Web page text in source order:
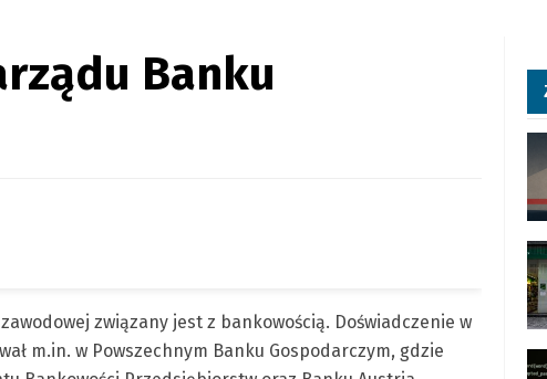
Banku
związany jest z bankowością. Doświadczenie w
m.in. w Powszechnym Banku Gospodarczym, gdzie